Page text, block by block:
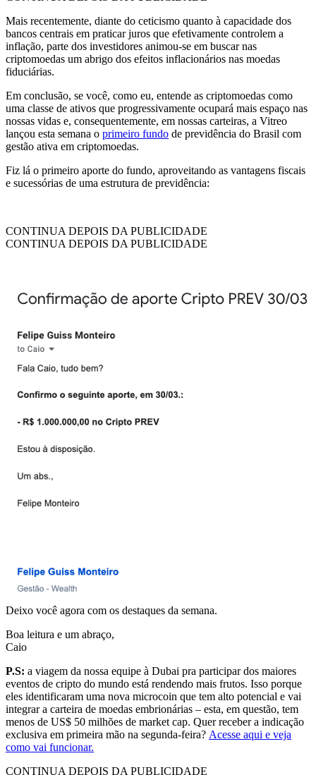
Mais recentemente, diante do ceticismo quanto à capacidade dos
bancos centrais em praticar juros que efetivamente controlem a
inflação, parte dos investidores animou-se em buscar nas
criptomoedas um abrigo dos efeitos inflacionários nas moedas
fiduciárias.
Em conclusão, se você, como eu, entende as criptomoedas como
uma classe de ativos que progressivamente ocupará mais espaço nas
nossas vidas e, consequentemente, em nossas carteiras, a Vitreo
lançou esta semana o primeiro fundo de previdência do Brasil com
gestão ativa em criptomoedas.
Fiz lá o primeiro aporte do fundo, aproveitando as vantagens fiscais
e sucessórias de uma estrutura de previdência:
CONTINUA DEPOIS DA PUBLICIDADE
CONTINUA DEPOIS DA PUBLICIDADE
Deixo você agora com os destaques da semana.
Boa leitura e um abraço,
Caio
P.S: a viagem da nossa equipe à Dubai pra participar dos maiores
eventos de cripto do mundo está rendendo mais frutos. Isso porque
eles identificaram uma nova microcoin que tem alto potencial e vai
integrar a carteira de moedas embrionárias – esta, em questão, tem
menos de US$ 50 milhões de market cap. Quer receber a indicação
exclusiva em primeira mão na segunda-feira? Acesse aqui e veja
como vai funcionar.
CONTINUA DEPOIS DA PUBLICIDADE